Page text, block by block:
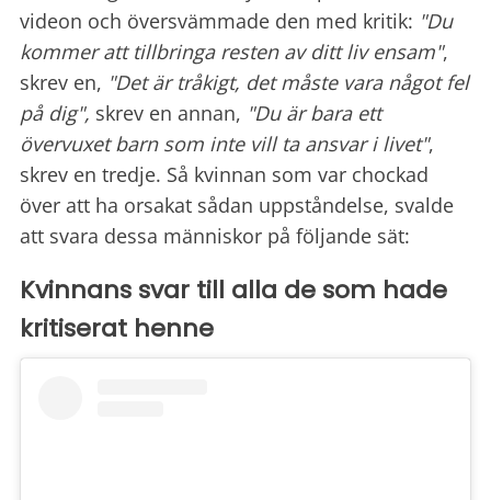
videon och översvämmade den med kritik: "Du
kommer att tillbringa resten av ditt liv ensam",
skrev en, "Det är tråkigt, det måste vara något fel
på dig", skrev en annan, "Du är bara ett
övervuxet barn som inte vill ta ansvar i livet",
skrev en tredje. Så kvinnan som var chockad
över att ha orsakat sådan uppståndelse, svalde
att svara dessa människor på följande sät:
Kvinnans svar till alla de som hade
kritiserat henne